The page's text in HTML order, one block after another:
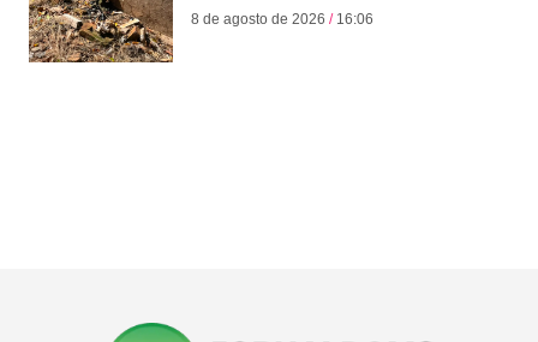
8 de agosto de 2026 16:06